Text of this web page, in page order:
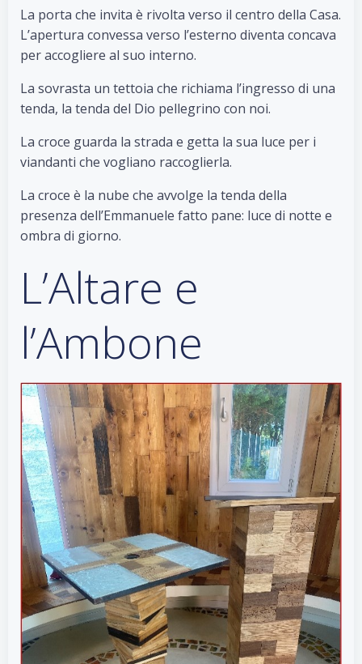
La porta che invita è rivolta verso il centro della Casa.
L’apertura convessa verso l’esterno diventa concava
per accogliere al suo interno.
La sovrasta un tettoia che richiama l’ingresso di una
tenda, la tenda del Dio pellegrino con noi.
La croce guarda la strada e getta la sua luce per i
viandanti che vogliano raccoglierla.
La croce è la nube che avvolge la tenda della
presenza dell’Emmanuele fatto pane: luce di notte e
ombra di giorno.
L’Altare e
l’Ambone